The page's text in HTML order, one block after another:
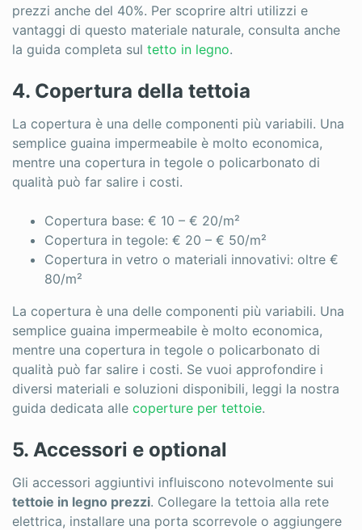
prezzi anche del 40%. Per scoprire altri utilizzi e
vantaggi di questo materiale naturale, consulta anche
la guida completa sul tetto in legno.
4. Copertura della tettoia
La copertura è una delle componenti più variabili. Una
semplice guaina impermeabile è molto economica,
mentre una copertura in tegole o policarbonato di
qualità può far salire i costi.
Copertura base: € 10 – € 20/m²
Copertura in tegole: € 20 – € 50/m²
Copertura in vetro o materiali innovativi: oltre €
80/m²
La copertura è una delle componenti più variabili. Una
semplice guaina impermeabile è molto economica,
mentre una copertura in tegole o policarbonato di
qualità può far salire i costi. Se vuoi approfondire i
diversi materiali e soluzioni disponibili, leggi la nostra
guida dedicata alle coperture per tettoie.
5. Accessori e optional
Gli accessori aggiuntivi influiscono notevolmente sui
tettoie in legno prezzi. Collegare la tettoia alla rete
elettrica, installare una porta scorrevole o aggiungere